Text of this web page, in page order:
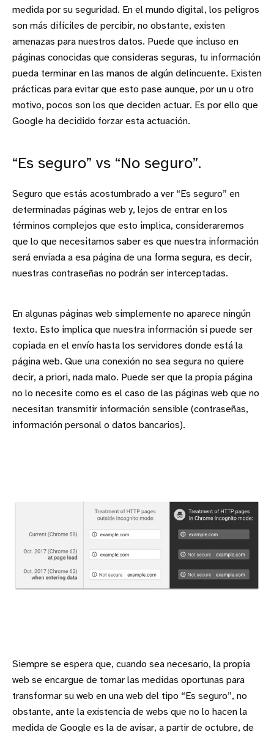
medida por su seguridad. En el mundo digital, los peligros
son más difíciles de percibir, no obstante, existen
amenazas para nuestros datos. Puede que incluso en
páginas conocidas que consideras seguras, tu información
pueda terminar en las manos de algún delincuente. Existen
prácticas para evitar que esto pase aunque, por un u otro
motivo, pocos son los que deciden actuar. Es por ello que
Google ha decidido forzar esta actuación.
“Es seguro” vs “No seguro”.
Seguro que estás acostumbrado a ver “Es seguro” en
determinadas páginas web y, lejos de entrar en los
términos complejos que esto implica, consideraremos
que lo que necesitamos saber es que nuestra información
será enviada a esa página de una forma segura, es decir,
nuestras contraseñas no podrán ser interceptadas.
En algunas páginas web simplemente no aparece ningún
texto. Esto implica que nuestra información si puede ser
copiada en el envío hasta los servidores donde está la
página web. Que una conexión no sea segura no quiere
decir, a priori, nada malo. Puede ser que la propia página
no lo necesite como es el caso de las páginas web que no
necesitan transmitir información sensible (contraseñas,
información personal o datos bancarios).
Siempre se espera que, cuando sea necesario, la propia
web se encargue de tomar las medidas oportunas para
transformar su web en una web del tipo “Es seguro”, no
obstante, ante la existencia de webs que no lo hacen la
medida de Google es la de avisar, a partir de octubre, de